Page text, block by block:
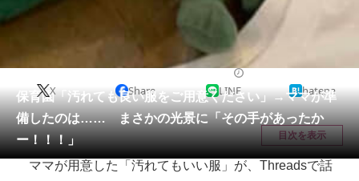
リサーチ
会員記事
メディア
注目記事を集めた総合ページ
保育園「汚れても良い服をご用意ください」→ママが準
備したのは…… まさかの光景に「その手があったか
ー！！！」
X Share LINE hatena
目次を表示
ママが用意した「汚れてもいい服」が、Threadsで話